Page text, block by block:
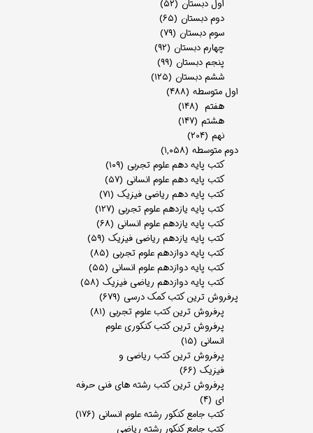
اول دبستان (۵۲)
دوم دبستان (۶۵)
سوم دبستان (۷۹)
چهارم دبستان (۹۲)
پنجم دبستان (۹۹)
ششم دبستان (۱۲۵)
اول متوسطه (۴۸۸)
هفتم (۱۴۸)
هشتم (۱۴۷)
نهم (۲۰۴)
دوم متوسطه (۱,۰۵۸)
کتب پایه دهم علوم تجربی (۱۰۹)
کتب پایه دهم علوم انسانی (۵۷)
کتب پایه دهم ریاضی فیزیک (۷۱)
کتب پایه یازدهم علوم تجربی (۱۲۷)
کتب پایه یازدهم علوم انسانی (۶۸)
کتب پایه یازدهم ریاضی فیزیک (۵۹)
کتب پایه دوازدهم علوم تجربی (۸۵)
کتب پایه دوازدهم علوم انسانی (۵۵)
کتب پایه دوازدهم ریاضی فیزیک (۵۸)
پرفروش ترین کتب کمک درسی (۶۷۹)
پرفروش ترین کتب علوم تجربی (۸۱)
پرفروش ترین کتب کنکوری علوم
انسانی (۱۵)
پرفروش ترین کتب ریاضی و
فیزیک (۶۶)
پرفروش ترین کتب رشته های فنی حرفه
ای (۴)
کتب جامع کنکور رشته علوم انسانی (۱۷۶)
کتب جامع کنکور رشته ریاضی